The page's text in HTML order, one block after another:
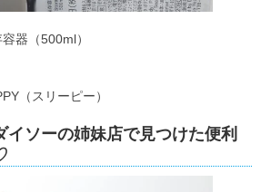
器（500ml）
（スリーピー）
イソーの姉妹店で見つけた便利